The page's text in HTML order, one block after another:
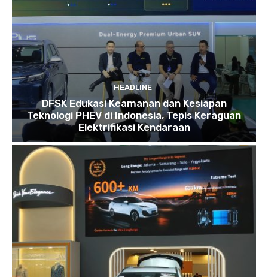
HEADLINE
DFSK Edukasi Keamanan dan Kesiapan
Teknologi PHEV di Indonesia, Tepis Keraguan
Elektrifikasi Kendaraan